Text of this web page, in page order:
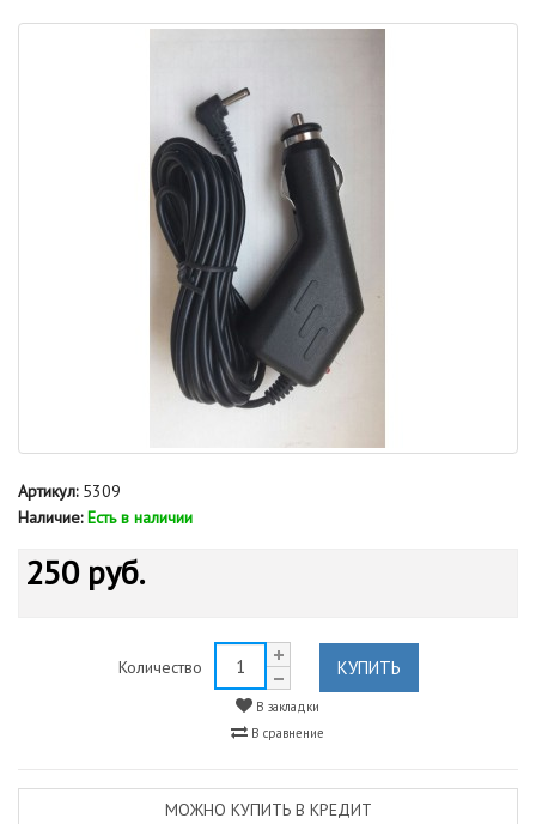
Артикул:5309
Наличие: Есть в наличии
250 руб.
Количество КУПИТЬ
В закладки
В сравнение
МОЖНО КУПИТЬ В КРЕДИТ